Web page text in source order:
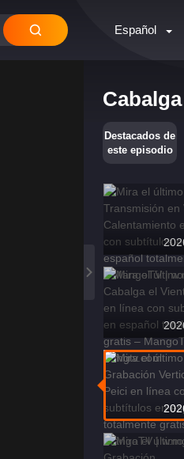
Español
Destacados de
este episodio